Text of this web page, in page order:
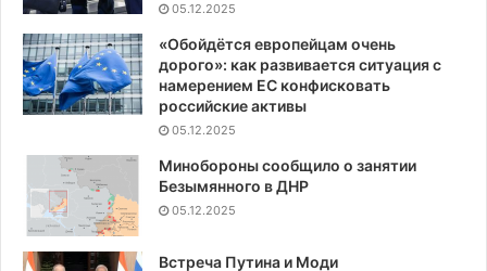
05.12.2025
«Обойдётся европейцам очень
дорого»: как развивается ситуация с
намерением ЕС конфисковать
российские активы
05.12.2025
Минобороны сообщило о занятии
Безымянного в ДНР
05.12.2025
Встреча Путина и Моди